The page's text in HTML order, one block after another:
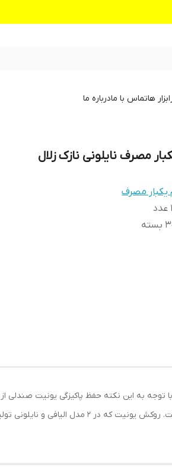
ابزار هاتماس با مادرباره ما
مصرف نایلونی نازک زلال
یکبار مصرف
توجه به این نکته حفظ پاکیزگی یونیت صندلی
منظور و برای حفظ سلامتی و رعایت نکات بهداشتی استفاده از روکش